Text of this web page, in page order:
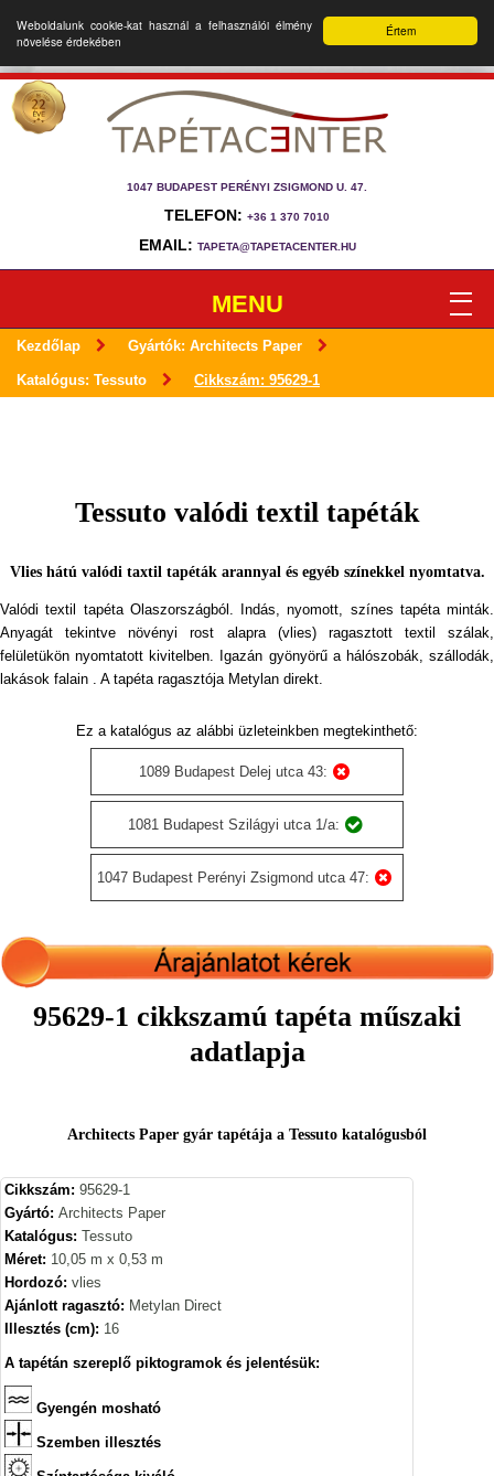
Értem
Weboldalunk cookie-kat használ a felhasználói élmény
növelése érdekében
1047 BUDAPEST PERÉNYI ZSIGMOND U. 47.
TELEFON: +36 1 370 7010
EMAIL: TAPETA@TAPETACENTER.HU
MENU
Kezdőlap Gyártók: Architects Paper
Katalógus: Tessuto Cikkszám: 95629-1
Tessuto valódi textil tapéták
Vlies hátú valódi taxtil tapéták arannyal és egyéb színekkel nyomtatva.
Valódi textil tapéta Olaszországból. Indás, nyomott, színes tapéta minták.
Anyagát tekintve növényi rost alapra (vlies) ragasztott textil szálak,
felületükön nyomtatott kivitelben. Igazán gyönyörű a hálószobák, szállodák,
lakások falain . A tapéta ragasztója Metylan direkt.
Ez a katalógus az alábbi üzleteinkben megtekinthető:
1089 Budapest Delej utca 43:
1081 Budapest Szilágyi utca 1/a:
1047 Budapest Perényi Zsigmond utca 47:
95629-1 cikkszamú tapéta műszaki
adatlapja
Architects Paper gyár tapétája a Tessuto katalógusból
Cikkszám: 95629-1
Gyártó: Architects Paper
Katalógus: Tessuto
Méret: 10,05 m x 0,53 m
Hordozó: vlies
Ajánlott ragasztó: Metylan Direct
Illesztés (cm): 16
A tapétán szereplő piktogramok és jelentésük:
Gyengén mosható
Szemben illesztés